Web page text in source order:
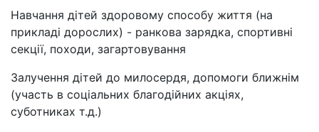
Навчання дітей здоровому способу життя (на
прикладі дорослих) - ранкова зарядка, спортивні
секції, походи, загартовування
Залучення дітей до милосердя, допомоги ближнім
(участь в соціальних благодійних акціях,
суботниках т.д.)